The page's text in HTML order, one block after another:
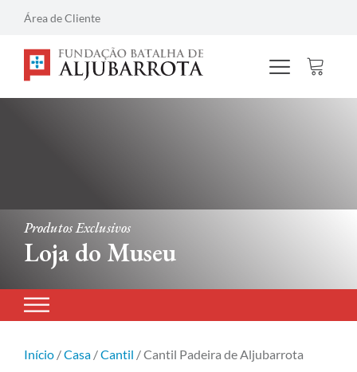
Área de Cliente
Produtos Exclusivos
Loja do Museu
Início /Casa /Cantil / Cantil Padeira de Aljubarrota